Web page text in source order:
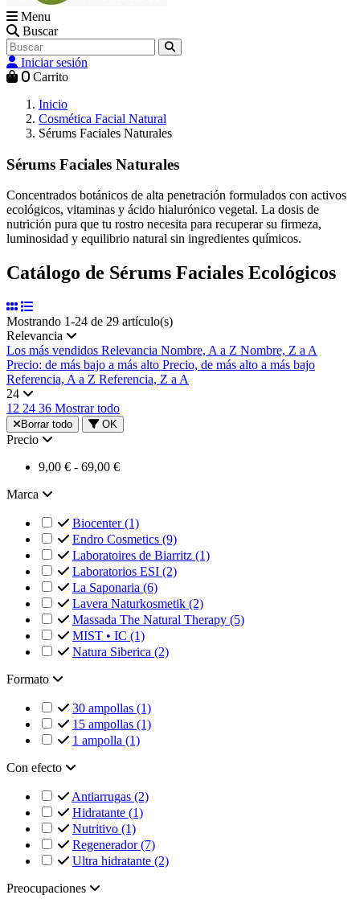
Menu
Buscar
Iniciar sesión
0 Carrito
Inicio
Cosmética Facial Natural
Sérums Faciales Naturales
Sérums Faciales Naturales
Concentrados botánicos de alta penetración formulados con activos
ecológicos, vitaminas y ácido hialurónico vegetal. La dosis de
nutrición pura que tu rostro necesita para recuperar su firmeza,
luminosidad y equilibrio natural sin ingredientes químicos.
Catálogo de Sérums Faciales Ecológicos
Mostrando 1-24 de 29 artículo(s)
Relevancia
Los más vendidos Relevancia Nombre, A a Z Nombre, Z a A
Precio: de más bajo a más alto Precio, de más alto a más bajo
Referencia, A a Z Referencia, Z a A
24
12 24 36 Mostrar todo
Borrar todo OK
Precio
9,00 € - 69,00 €
Marca
Biocenter(1)
Endro Cosmetics (9)
Laboratoires de Biarritz (1)
Laboratorios ESI (2)
La Saponaria (6)
Lavera Naturkosmetik (2)
Massada The Natural Therapy (5)
MIST • IC (1)
Natura Siberica (2)
Formato
30 ampollas (1)
15 ampollas (1)
1 ampolla (1)
Con efecto
Antiarrugas (2)
Hidratante (1)
Nutritivo (1)
Regenerador(7)
Ultra hidratante (2)
Preocupaciones